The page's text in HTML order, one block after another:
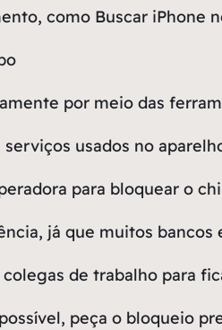
, como Buscar iPhone
por meio das
serviços usados no
para bloquear o
, já que muitos
de trabalho para
peça o bloqueio